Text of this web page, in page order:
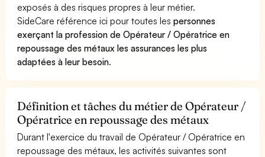
exposés à des risques propres à leur métier.
SideCare référence ici pour toutes lespersonnes
exerçant la profession de Opérateur / Opératrice en
repoussage des métaux les assurances les plus
adaptées à leur besoin.
Définition et tâches du métier de Opérateur /
Opératrice en repoussage des métaux
Durant l'exercice du travail de Opérateur / Opératrice en
repoussage des métaux, les activités suivantes sont